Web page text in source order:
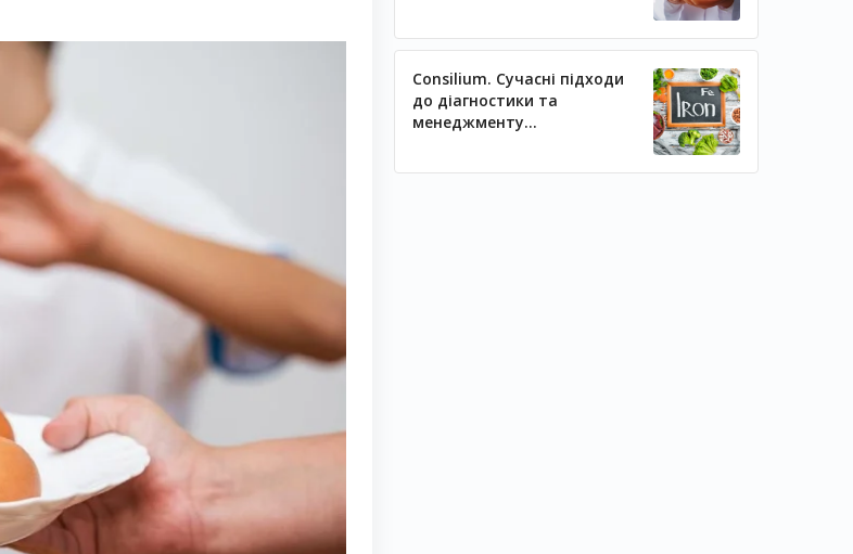
Consilium. Сучасні підходи
до діагностики та
менеджменту